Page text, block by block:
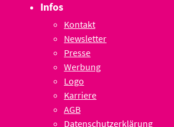
Infos
Kontakt
Newsletter
Presse
Werbung
Logo
Karriere
AGB
Datenschutzerklärung